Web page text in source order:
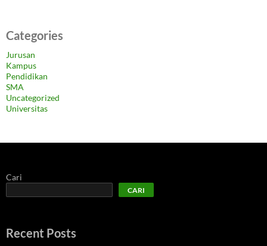
Categories
Jurusan
Kampus
Pendidikan
SMA
Uncategorized
Universitas
Cari
CARI
Recent Posts